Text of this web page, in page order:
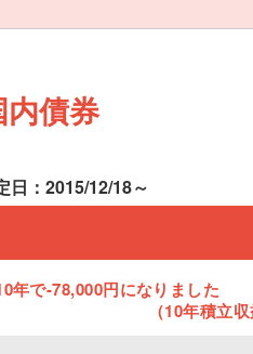
債券
日：2015/12/18～
年で-78,000円になりました
（10年積立